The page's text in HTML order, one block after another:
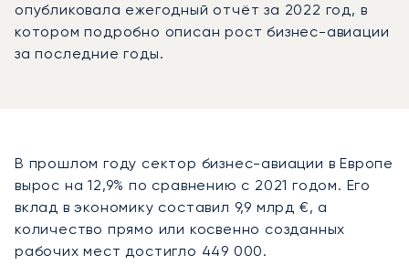
опубликовала ежегодный отчёт за 2022 год, в
котором подробно описан рост бизнес-авиации
за последние годы.
В прошлом году сектор бизнес-авиации в Европе
вырос на 12,9% по сравнению с 2021 годом. Его
вклад в экономику составил 9,9 млрд €, а
количество прямо или косвенно созданных
рабочих мест достигло 449 000.